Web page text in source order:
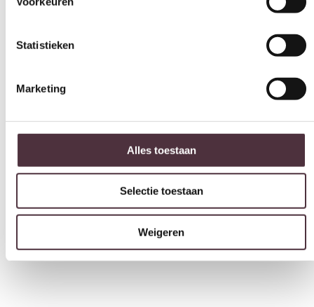
Weigeren
Richmond Interiors Opbergdoos Abba pink small
€23,00